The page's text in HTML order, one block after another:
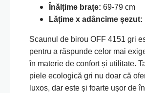
Înălțime brațe: 69-79 cm
Lățime x adâncime șezut:
Scaunul de birou OFF 4151 gri
pentru a răspunde celor mai
în materie de confort și utilitate.
piele ecologică gri nu doar că
luxos, dar este și foarte ușor de